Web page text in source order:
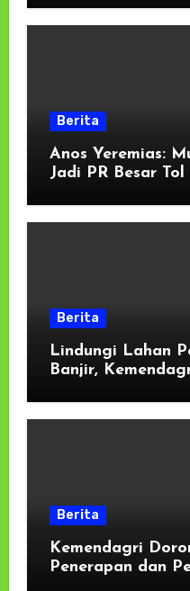
Berita
Anos Yeremias:
Jadi PR Besar
Berita
Lindungi Lahan
Banjir,
Berita
Kemendagri
Penerapan dan